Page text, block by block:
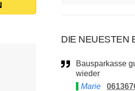
DIE NEUESTEN
Bausparkasse gute information gerne
wieder
Marie